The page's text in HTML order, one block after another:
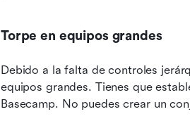
Torpe en equipos grandes
Debido a la falta de controles
equipos grandes. Tienes que
Basecamp. No puedes crear un